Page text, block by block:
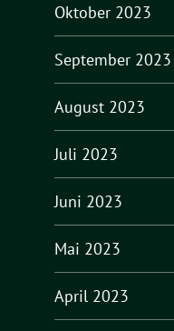
Oktober 2023
September 2023
August 2023
Juli 2023
Juni 2023
Mai 2023
April 2023